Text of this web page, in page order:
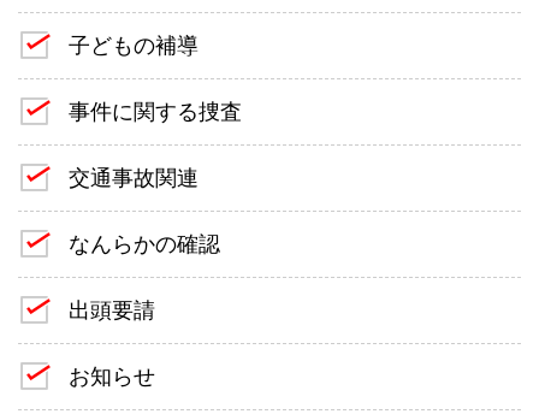
子どもの補導
事件に関する捜査
交通事故関連
なんらかの確認
出頭要請
お知らせ